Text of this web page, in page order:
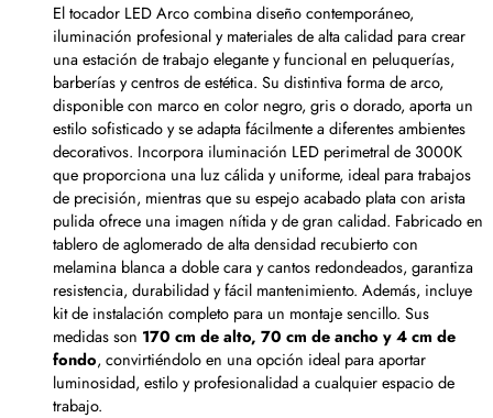
El tocador LED Arco combina diseño contemporáneo,
iluminación profesional y materiales de alta calidad para crear
una estación de trabajo elegante y funcional en peluquerías,
barberías y centros de estética. Su distintiva forma de arco,
disponible con marco en color negro, gris o dorado, aporta un
estilo sofisticado y se adapta fácilmente a diferentes ambientes
decorativos. Incorpora iluminación LED perimetral de 3000K
que proporciona una luz cálida y uniforme, ideal para trabajos
de precisión, mientras que su espejo acabado plata con arista
pulida ofrece una imagen nítida y de gran calidad. Fabricado en
tablero de aglomerado de alta densidad recubierto con
melamina blanca a doble cara y cantos redondeados, garantiza
resistencia, durabilidad y fácil mantenimiento. Además, incluye
kit de instalación completo para un montaje sencillo. Sus
medidas son 170 cm de alto, 70 cm de ancho y 4 cm de
fondo, convirtiéndolo en una opción ideal para aportar
luminosidad, estilo y profesionalidad a cualquier espacio de
trabajo.